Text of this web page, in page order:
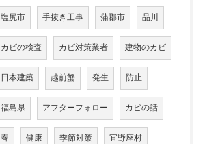
塩尻市 手抜き工事 蒲郡市 品川
カビの検査 カビ対策業者 建物のカビ
日本建築 越前蟹 発生 防止
福島県 アフターフォロー カビの話
春 健康 季節対策 宜野座村